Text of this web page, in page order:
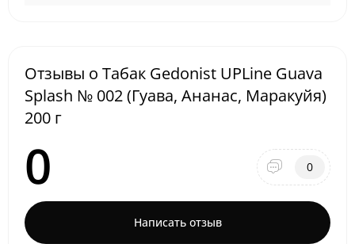
Отзывы о Табак Gedonist UPLine Guava
Splash № 002 (Гуава, Ананас, Маракуйя)
200 г
0 0
Написать отзыв